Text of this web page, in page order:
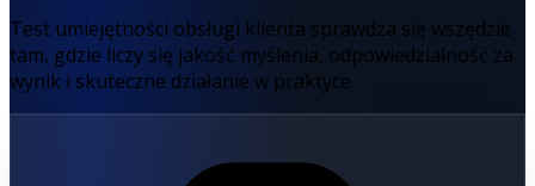
Test umiejętności obsługi klienta sprawdza się wszędzie
tam, gdzie liczy się jakość myślenia, odpowiedzialność za
wynik i skuteczne działanie w praktyce.